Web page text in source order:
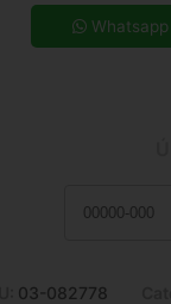
de R$ 32,45
de R$ 25,89
Whatsapp
03-082778